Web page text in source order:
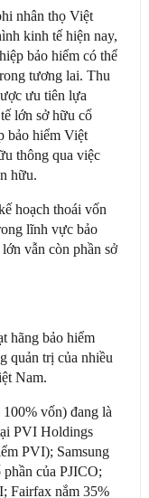
nhân thọ Việt
kinh tế hiện nay,
bảo hiểm có thể
tương lai. Thu
ưu tiên lựa
lớn sở hữu cổ
bảo hiểm Việt
thông qua việc
hữu.
hoạch thoái vốn
lĩnh vực bảo
vẫn còn phần sở
hãng bảo hiểm
quản trị của nhiều
Nam.
vốn) đang là
PVI Holdings
PVI); Samsung
của PJICO;
Fairfax nắm 35%